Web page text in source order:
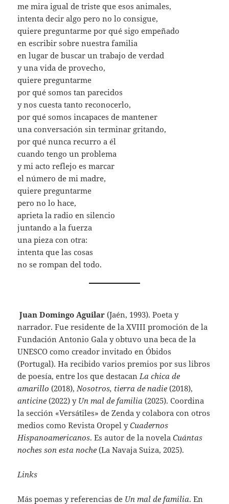
me mira igual de triste que esos animales,
intenta decir algo pero no lo consigue,
quiere preguntarme por qué sigo empeñado
en escribir sobre nuestra familia
en lugar de buscar un trabajo de verdad
y una vida de provecho,
quiere preguntarme
por qué somos tan parecidos
y nos cuesta tanto reconocerlo,
por qué somos incapaces de mantener
una conversación sin terminar gritando,
por qué nunca recurro a él
cuando tengo un problema
y mi acto reflejo es marcar
el número de mi madre,
quiere preguntarme
pero no lo hace,
aprieta la radio en silencio
juntando a la fuerza
una pieza con otra:
intenta que las cosas
no se rompan del todo.
Juan Domingo Aguilar (Jaén, 1993). Poeta y
narrador. Fue residente de la XVIII promoción de la
Fundación Antonio Gala y obtuvo una beca de la
UNESCO como creador invitado en Óbidos
(Portugal). Ha recibido varios premios por sus libros
de poesía, entre los que destacanLa chica de
amarillo(2018),Nosotros, tierra de nadie(2018),
anticine (2022) y Un mal de familia (2025). Coordina
la sección «Versátiles» de Zenda y colabora con otros
medios como Revista Oropel yCuadernos
Hispanoamericanos. Es autor de la novelaCuántas
noches son esta noche(La Navaja Suiza, 2025).
Links
Más poemas y referencias de Un mal de familia. En